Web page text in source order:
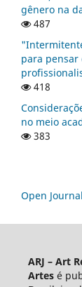
gênero na
487
para
418
no meio
383
Open
ARJ – Art
Artesé